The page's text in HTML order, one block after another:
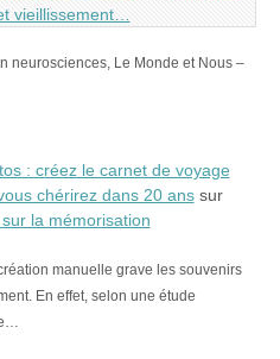
vieillissement…
neurosciences, Le Monde et Nous –
: créez le carnet de voyage
chérirez dans 20 anssur
sur la mémorisation
manuelle grave les souvenirs
En effet, selon une étude